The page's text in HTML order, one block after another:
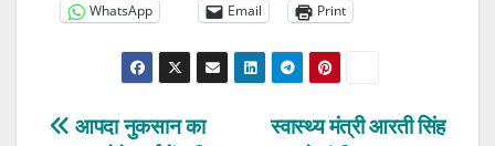
WhatsApp Email Print
Post
स्वास्थ्य मंत्री आरती सिंह
आपदा नुकसान का